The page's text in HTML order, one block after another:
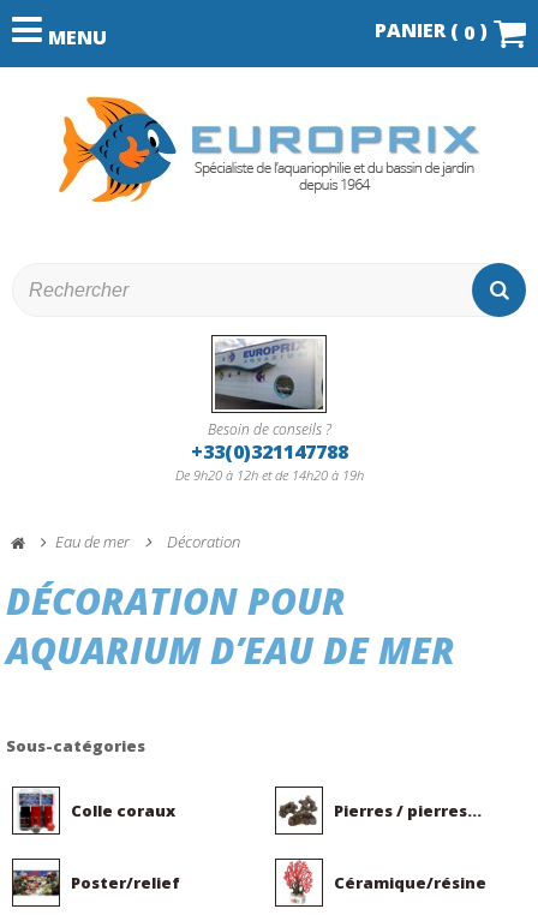
MENU PANIER ( 0 )
Besoin de conseils ?
+33(0)321147788
De 9h20 à 12h et de 14h20 à 19h
Eau de mer Décoration
DÉCORATION POUR
AQUARIUM D’EAU DE MER
Sous-catégories
Colle coraux Pierres / pierres...
Poster/relief Céramique/résine